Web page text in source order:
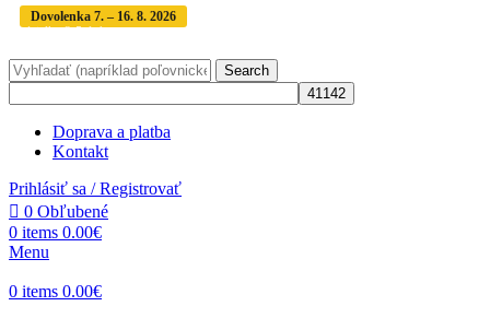
Dovolenka 7. – 16. 8. 2026
zásielky 3-5 dní
Search
Doprava a platba
Kontakt
Prihlásiť sa / Registrovať
0 Obľubené
0 items 0.00€
Menu
0 items 0.00€